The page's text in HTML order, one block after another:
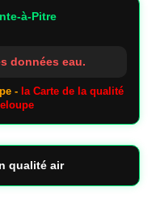
à-Pitre
données eau.
- la Carte de la qualité
qualité air